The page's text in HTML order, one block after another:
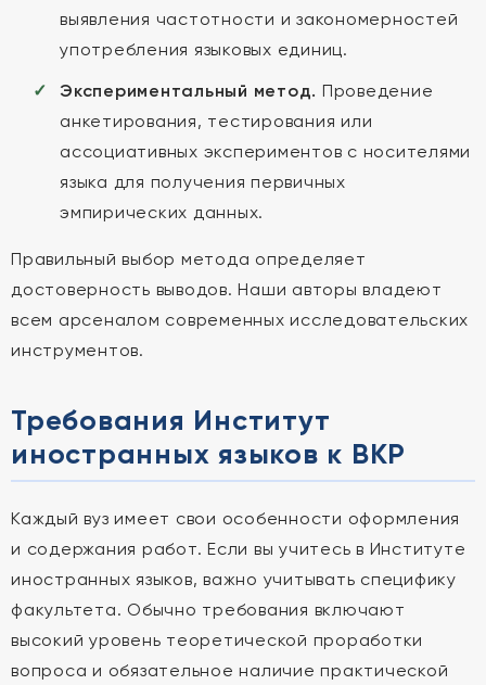
выявления частотности и закономерностей
употребления языковых единиц.
Экспериментальный метод. Проведение
анкетирования, тестирования или
ассоциативных экспериментов с носителями
языка для получения первичных
эмпирических данных.
Правильный выбор метода определяет
достоверность выводов. Наши авторы владеют
всем арсеналом современных исследовательских
инструментов.
Требования Институт
иностранных языков к ВКР
Каждый вуз имеет свои особенности оформления
и содержания работ. Если вы учитесь в Институте
иностранных языков, важно учитывать специфику
факультета. Обычно требования включают
высокий уровень теоретической проработки
вопроса и обязательное наличие практической